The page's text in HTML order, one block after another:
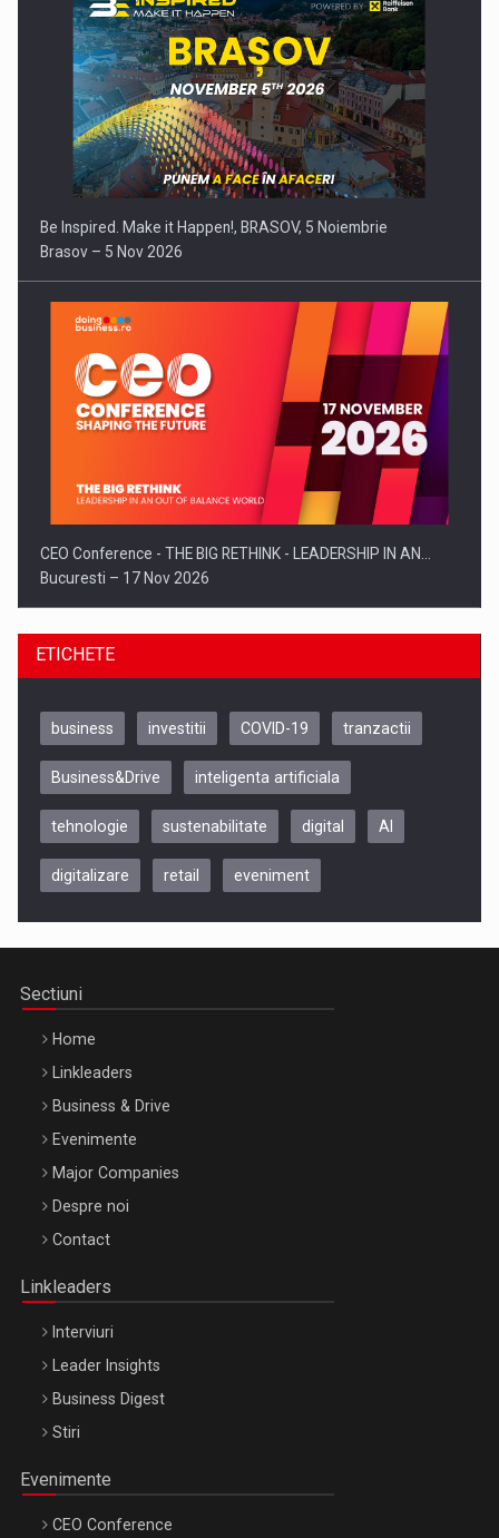
Be Inspired. Make it Happen!, BRASOV, 5 Noiembrie
Brasov – 5 Nov 2026
CEO Conference - THE BIG RETHINK - LEADERSHIP IN AN…
Bucuresti – 17 Nov 2026
Be Inspired. Make it Happen!, CLUJ, 9 Decembrie
Be Inspired. Make it Happen!, ARTEMIS LETO, ORADEA, 8
Octombrie
ETICHETE
business investitii COVID-19 tranzactii
Business&Drive inteligenta artificiala
tehnologie sustenabilitate digital AI
digitalizare retail eveniment
Sectiuni
Home
Linkleaders
Business & Drive
Evenimente
Major Companies
Despre noi
Contact
Linkleaders
Interviuri
Leader Insights
Business Digest
Stiri
Evenimente
CEO Conference